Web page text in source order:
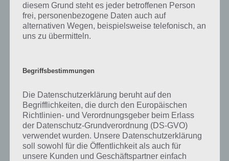
Was ist 94%? In der App 94% musst du auf Basis eines Bildes oder
einer Aussage die Antworten herausfinden, die von anderen Spielern
am häufigsten genannt worden sind. Nur so kannst du das nächste
Prozent ein Wort und Rätsel-Spiel. Bereits über 10 Millionen mal
und iTunes App Store.
Auf WhatsApp teilen Teilen auf Facebook
diesem Grund steht es jeder betroffenen Person
frei, personenbezogene Daten auch auf
alternativen Wegen, beispielsweise telefonisch, an
uns zu übermitteln.
Begriffsbestimmungen
Die Datenschutzerklärung beruht auf den
Begrifflichkeiten, die durch den Europäischen
Richtlinien- und Verordnungsgeber beim Erlass
der Datenschutz-Grundverordnung (DS-GVO)
verwendet wurden. Unsere Datenschutzerklärung
soll sowohl für die Öffentlichkeit als auch für
unsere Kunden und Geschäftspartner einfach